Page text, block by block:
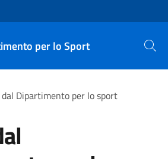
per lo Sport Cerca
Dipartimento per lo sport